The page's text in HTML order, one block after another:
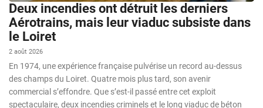
Deux incendies ont détruit les derniers
Aérotrains, mais leur viaduc subsiste dans
le Loiret
2 août 2026
En 1974, une expérience française pulvérise un record au-dessus
des champs du Loiret. Quatre mois plus tard, son avenir
commercial s’effondre. Que s’est-il passé entre cet exploit
spectaculaire, deux incendies criminels et le long viaduc de béton